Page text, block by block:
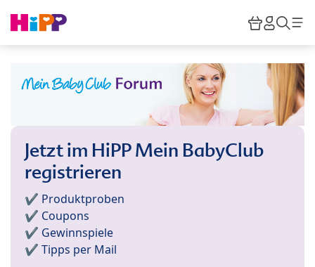
HiPP
Jetzt im HiPP Mein BabyClub
registrieren
✔️ Produktproben
✔️ Coupons
✔️ Gewinnspiele
✔️ Tipps per Mail